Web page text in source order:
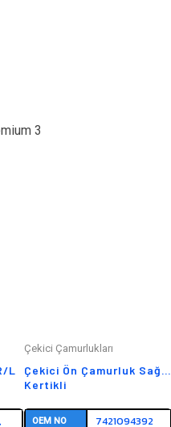
3
L
Çekici Çamurlukları
Çekici Ön Çamurluk Sağ R
Kertikli
OEM NO 7421094392